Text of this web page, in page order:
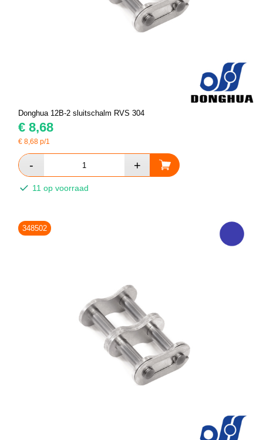
Donghua 12B-2 sluitschalm RVS 304
€ 8,68
€8,68 p/1
11 op voorraad
348502